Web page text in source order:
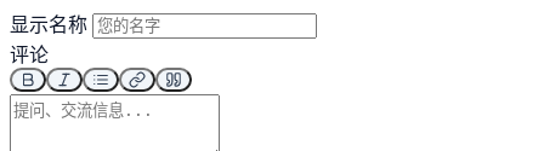
显示名称
评论